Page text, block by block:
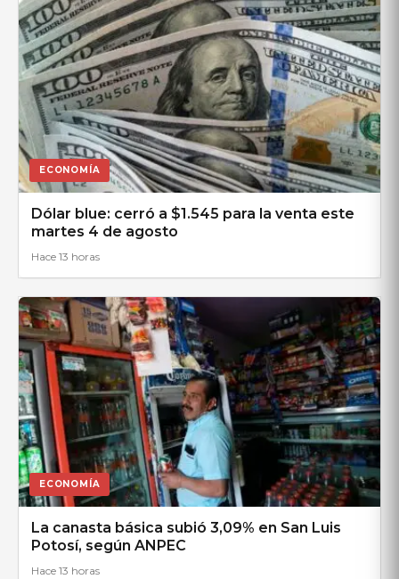
ECONOMÍA
Dólar blue: cerró a $1.545 para la venta este
martes 4 de agosto
Hace 13 horas
ECONOMÍA
La canasta básica subió 3,09% en San Luis
Potosí, según ANPEC
Hace 13 horas